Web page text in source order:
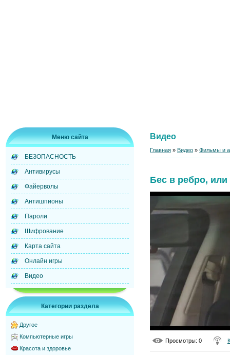
Меню сайта
БЕЗОПАСНОСТЬ
Антивирусы
Файерволы
Антишпионы
Пароли
Шифрование
Карта сайта
Онлайн игры
Видео
Категории раздела
Другое
Компьютерные игры
Красота и здоровье
Видео
Главная » Видео » Фильмы и
Бес в ребро, или
Просмотры: 0